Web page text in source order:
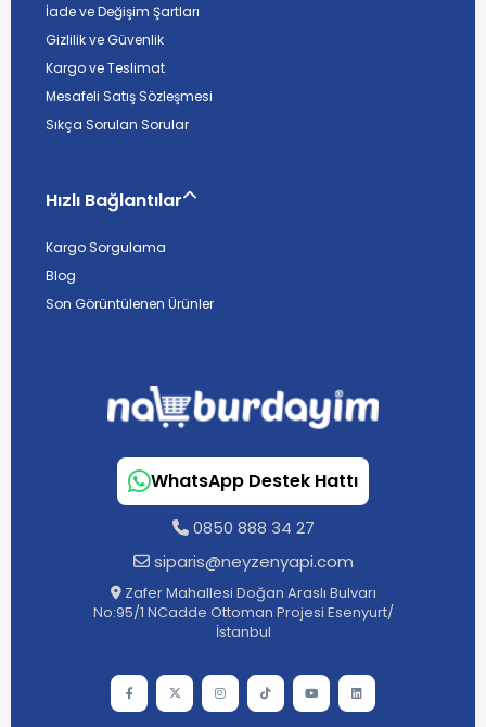
İade ve Değişim Şartları
Gizlilik ve Güvenlik
Kargo ve Teslimat
Mesafeli Satış Sözleşmesi
Sıkça Sorulan Sorular
Hızlı Bağlantılar
Kargo Sorgulama
Blog
Son Görüntülenen Ürünler
WhatsApp Destek Hattı
0850 888 34 27
siparis@neyzenyapi.com
Zafer Mahallesi Doğan Araslı Bulvarı
No:95/1 NCadde Ottoman Projesi Esenyurt/
İstanbul